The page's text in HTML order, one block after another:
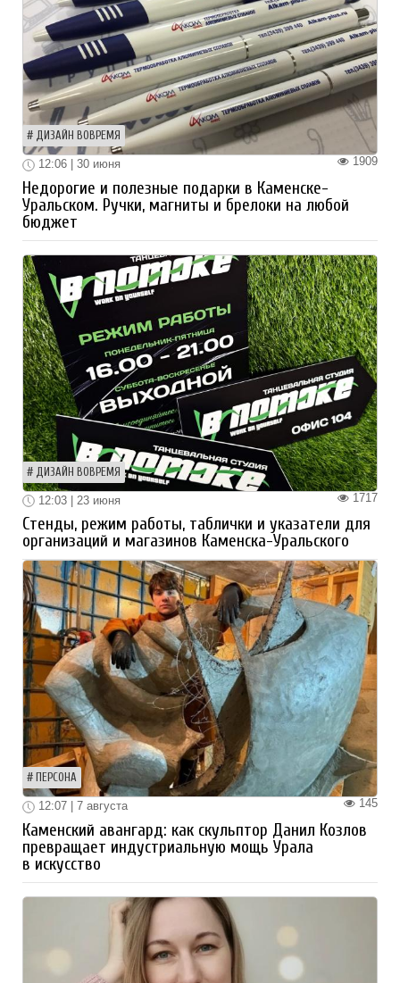
ДИЗАЙН ВОВРЕМЯ
1909
12:06 | 30 июня
Недорогие и полезные подарки в Каменске-
Уральском. Ручки, магниты и брелоки на любой
бюджет
ДИЗАЙН ВОВРЕМЯ
1717
12:03 | 23 июня
Стенды, режим работы, таблички и указатели для
организаций и магазинов Каменска-Уральского
ПЕРСОНА
145
12:07 | 7 августа
Каменский авангард: как скульптор Данил Козлов
превращает индустриальную мощь Урала
в искусство